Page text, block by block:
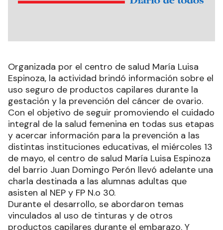
Organizada por el centro de salud María Luisa
Espinoza, la actividad brindó información sobre el
uso seguro de productos capilares durante la
gestación y la prevención del cáncer de ovario.
Con el objetivo de seguir promoviendo el cuidado
integral de la salud femenina en todas sus etapas
y acercar información para la prevención a las
distintas instituciones educativas, el miércoles 13
de mayo, el centro de salud María Luisa Espinoza
del barrio Juan Domingo Perón llevó adelante una
charla destinada a las alumnas adultas que
asisten al NEP y FP N.o 30.
Durante el desarrollo, se abordaron temas
vinculados al uso de tinturas y de otros
productos capilares durante el embarazo. Y